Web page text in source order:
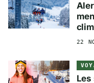
22